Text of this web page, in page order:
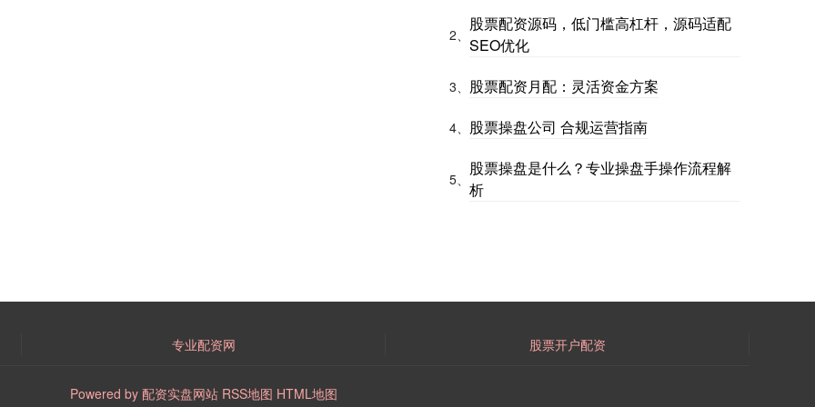
2、
股票配资源码，低门槛高杠杆，源码适配
SEO优化
3、 股票配资月配：灵活资金方案
4、 股票操盘公司 合规运营指南
5、
股票操盘是什么？专业操盘手操作流程解
析
专业配资网 股票开户配资
Powered by 配资实盘网站 RSS地图 HTML地图